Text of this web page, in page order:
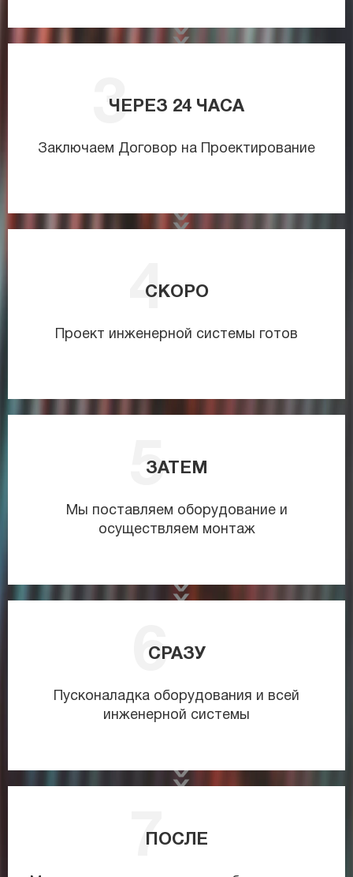
ЧЕРЕЗ 24 ЧАСА
Заключаем Договор на Проектирование
СКОРО
Проект инженерной системы готов
ЗАТЕМ
Мы поставляем оборудование и
осуществляем монтаж
СРАЗУ
Пусконаладка оборудования и всей
инженерной системы
ПОСЛЕ